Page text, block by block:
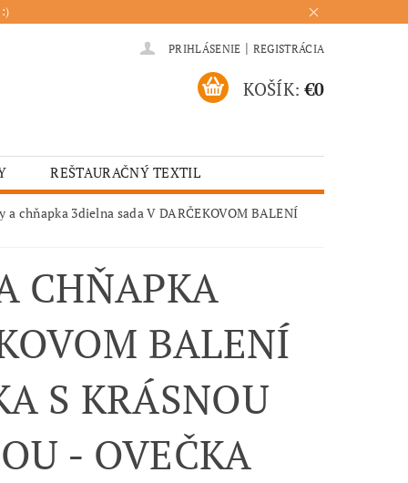
:)
PRIHLÁSENIE | REGISTRÁCIA
KOŠÍK: €0
REŠTAURAČNÝ TEXTIL
HOTELOVÝ TEXTIL
chňapka 3dielna sada V DARČEKOVOM BALENÍ
CHŇAPKA
BALENÍ
S KRÁSNOU
- OVEČKA